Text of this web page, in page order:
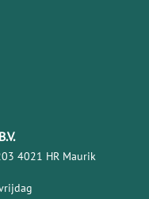
B.V.
4021 HR Maurik